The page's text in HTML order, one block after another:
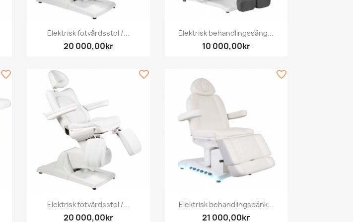
Snabbvy
Elektrisk fotvårdsstol /...
20 000,00kr
Snabbvy
Elektrisk behandlingssäng...
10 000,00kr
favorite_border
Snabbvy
Elektrisk fotvårdsstol /...
20 000,00kr
favorite_border
Snabbvy
Elektrisk behandlingsbänk...
21 000,00kr
favorite_border